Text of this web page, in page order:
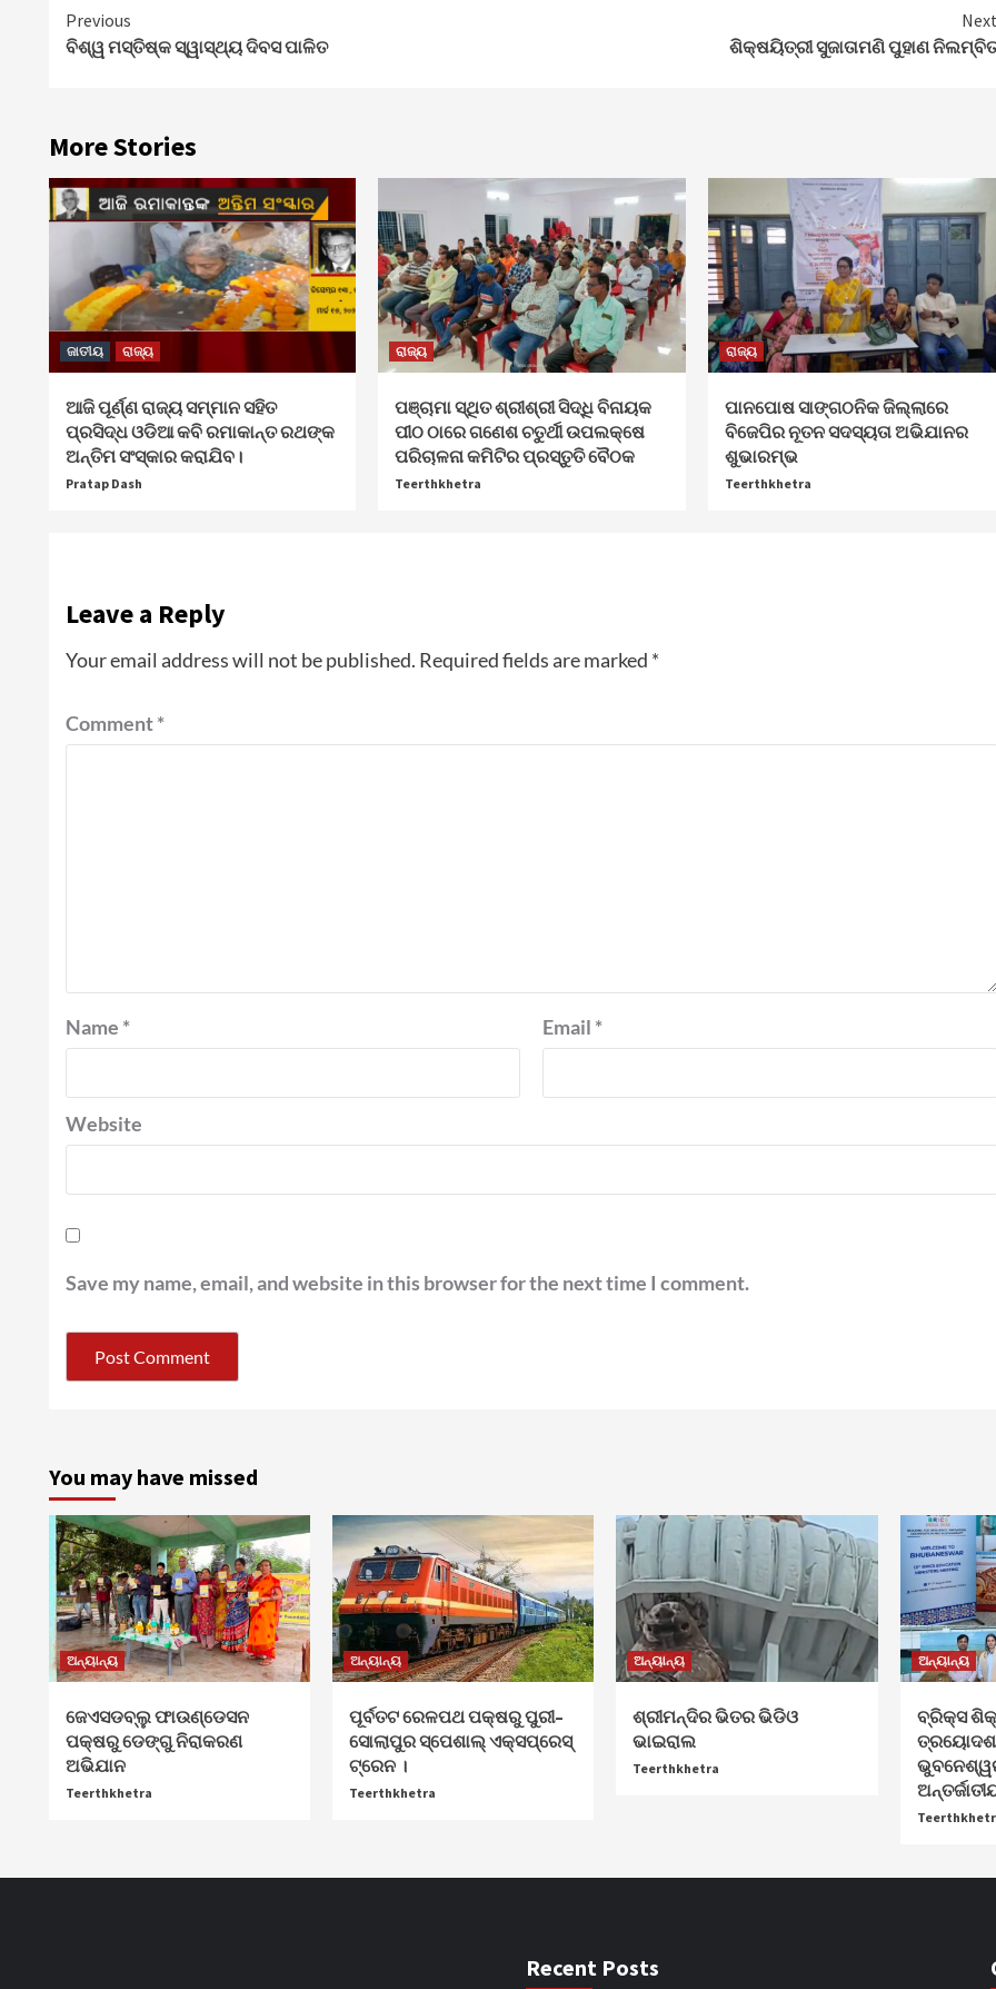
Continue
Reading
Previous
ବିଶ୍ୱ ମସ୍ତିଷ୍କ ସ୍ୱାସ୍ଥ୍ୟ ଦିବସ ପାଳିତ
ଶିକ୍ଷୟିତ୍ରୀ ସୁଜାତାମଣି ପୁହାଣ
More Stories
ଜାତୀୟ ରାଜ୍ୟ
ଆଜି ପୂର୍ଣ୍ଣ ରାଜ୍ୟ ସମ୍ମାନ ସହିତ
ପ୍ରସିଦ୍ଧ ଓଡିଆ କବି ରମାକାନ୍ତ ରଥଙ୍କ
ଅନ୍ତିମ ସଂସ୍କାର କରାଯିବ।
Pratap Dash
ରାଜ୍ୟ
ପଞ୍ଚାମା ସ୍ଥିତ ଶ୍ରୀଶ୍ରୀ ସିଦ୍ଧି ବିନାୟକ
ପୀଠ ଠାରେ ଗଣେଶ ଚତୁର୍ଥୀ ଉପଲକ୍ଷେ
ପରିଚାଳନା କମିଟିର ପ୍ରସ୍ତୁତି ବୈଠକ
Teerthkhetra
ରାଜ୍ୟ
ପାନପୋଷ ସାଙ୍ଗଠନିକ ଜିଲ୍ଲାରେ
ବିଜେପିର ନୂତନ ସଦସ୍ୟତା ଅଭିଯାନର
ଶୁଭାରମ୍ଭ
Teerthkhetra
Leave a Reply
Your email address will not be published. Required fields are marked *
Comment*
Name * Email *
Website
Save my name, email, and website in this browser for the next time I comment.
You may have missed
ଅନ୍ୟାନ୍ୟ
ଜେଏସଡବ୍ଲୁ ଫାଉଣ୍ଡେସନ
ପକ୍ଷରୁ ଡେଙ୍ଗୁ ନିରାକରଣ
ଅଭିଯାନ
Teerthkhetra
ଅନ୍ୟାନ୍ୟ
ପୂର୍ବତଟ ରେଳପଥ ପକ୍ଷରୁ ପୁରୀ–
ସୋଲାପୁର ସ୍ପେଶାଲ୍ ଏକ୍ସପ୍ରେସ୍
ଟ୍ରେନ ।
Teerthkhetra
ଅନ୍ୟାନ୍ୟ
ଶ୍ରୀମନ୍ଦିର ଭିତର ଭିଡିଓ
ଭାଇରାଲ
Teerthkhetra
ଅନ୍ୟାନ୍ୟ
ବ୍ରିକ୍ସ
ତ୍ରୟୋଦଶ
Recent Posts